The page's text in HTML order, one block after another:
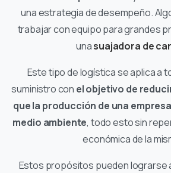
una estrategia de desempeño.
trabajar con equipo para grandes
unasuajadora de
Este tipo de logística se aplica a
suministro con el objetivo de
que la producción de una
medio ambiente, todo esto sin
económica de la
Estos propósitos pueden lograrse